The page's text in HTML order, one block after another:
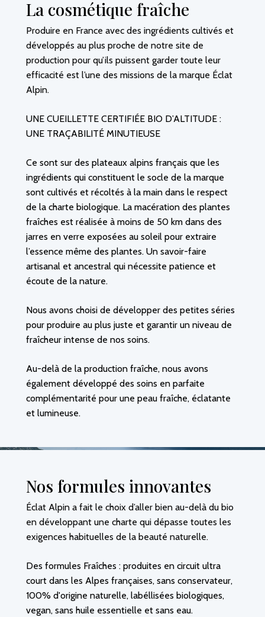
La cosmétique fraîche
Produire en France avec des ingrédients cultivés et
développés au plus proche de notre site de
production pour qu’ils puissent garder toute leur
efficacité est l’une des missions de la marque Éclat
Alpin.
UNE CUEILLETTE CERTIFIÉE BIO D’ALTITUDE :
UNE TRAÇABILITÉ MINUTIEUSE
Ce sont sur des plateaux alpins français que les
ingrédients qui constituent le socle de la marque
sont cultivés et récoltés à la main dans le respect
de la charte biologique. La macération des plantes
fraîches est réalisée à moins de 50 km dans des
jarres en verre exposées au soleil pour extraire
l’essence même des plantes. Un savoir-faire
artisanal et ancestral qui nécessite patience et
écoute de la nature.
Nous avons choisi de développer des petites séries
pour produire au plus juste et garantir un niveau de
fraîcheur intense de nos soins.
Au-delà de la production fraîche, nous avons
également développé des soins en parfaite
complémentarité pour une peau fraîche, éclatante
et lumineuse.
Nos formules innovantes
Éclat Alpin a fait le choix d’aller bien au-delà du bio
en développant une charte qui dépasse toutes les
exigences habituelles de la beauté naturelle.
Des formules Fraîches : produites en circuit ultra
court dans les Alpes françaises, sans conservateur,
100% d'origine naturelle, labéllisées biologiques,
vegan, sans huile essentielle et sans eau.